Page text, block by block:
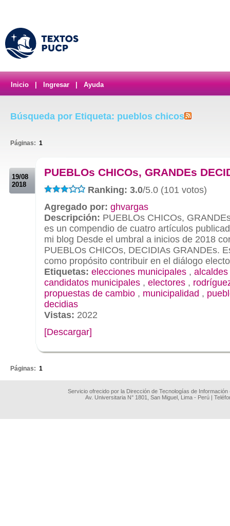
Inicio Ingresar Ayuda
Búsqueda por Etiqueta: pueblos chicos
Páginas: 1
19/08
2018
PUEBLOs CHICOs, GRANDEs
Ranking: 3.0/5.0 (101 votos)
Agregado por: ghvargas
Descripción: PUEBLOs CHICOs,
es un compendio de cuatro artículos
mi blog Desde el umbral a inicios de 2018
PUEBLOs CHICOs, DECIDIAs GRANDEs.
como propósito contribuir en el diálogo
Etiquetas: elecciones municipales , alcaldes
candidatos municipales , electores ,
propuestas de cambio , municipalidad ,
decidias
Vistas: 2022
[Descargar]
Páginas: 1
Servicio ofrecido por la Dirección de Tecnologías de
Av. Universitaria N° 1801, San Miguel, Lima - Perú |